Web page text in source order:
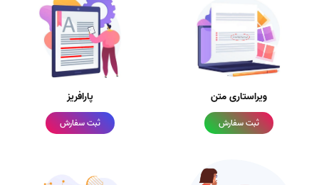
ویراستاری متن
ثبت سفارش
پارافریز
ثبت سفارش